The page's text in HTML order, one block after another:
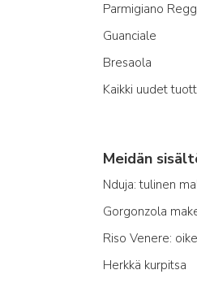
Parmigiano
Guanciale
Bresaola
Kaikki uudet
Meidän
Nduja: tulinen
Gorgonzola
Riso Venere:
Herkkä kurpitsa